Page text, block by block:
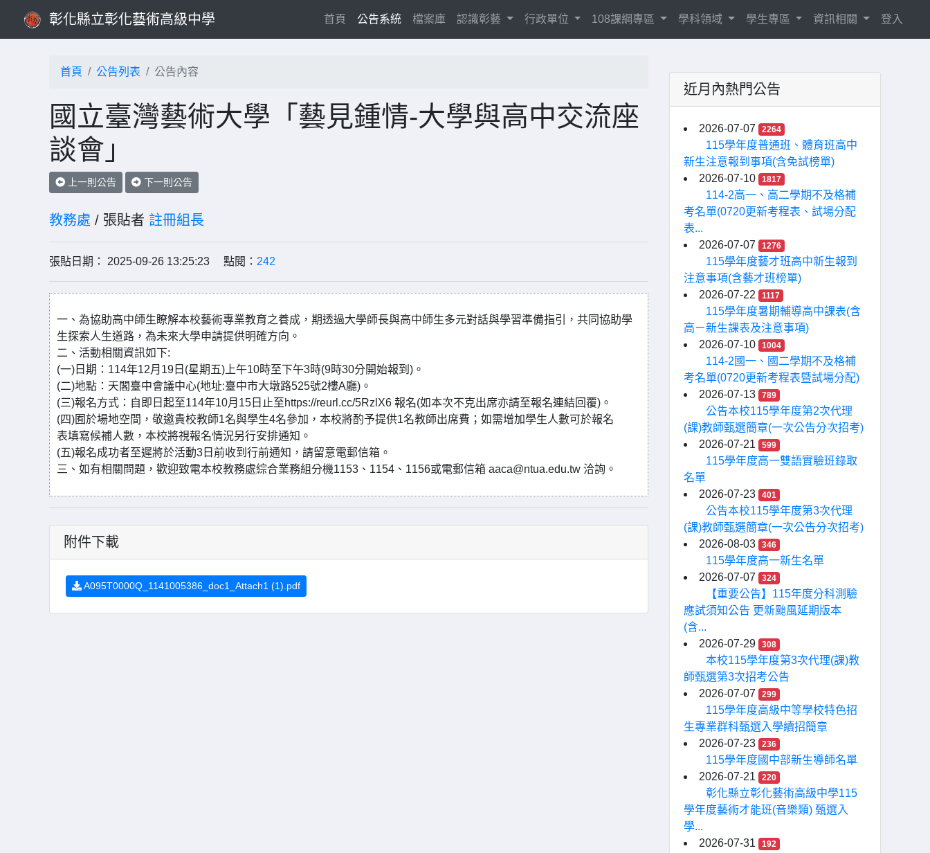
彰化縣立彰化藝術高級中學 首頁(current)
公告系統 檔案庫 認識彰藝 行政單位 108課綱專區 學科領域 學生專區 資訊相關 登入
首頁 公告列表 公告內容
國立臺灣藝術大學「藝見鍾情-大學與高中交流座
談會」
上一則公告 下一則公告
教務處 / 張貼者 註冊組長
張貼日期： 2025-09-26 13:25:23 點閱： 242
一、為協助高中師生瞭解本校藝術專業教育之養成，期透過大學師長與高中師生多元對話與學習準備指引，共同協助學
生探索人生道路，為未來大學申請提供明確方向。
二、活動相關資訊如下:
(一)日期：114年12月19日(星期五)上午10時至下午3時(9時30分開始報到)。
(二)地點：天閣臺中會議中心(地址:臺中市大墩路525號2樓A廳)。
(三)報名方式：自即日起至114年10月15日止至https://reurl.cc/5RzlX6 報名(如本次不克出席亦請至報名連結回覆)。
(四)囿於場地空間，敬邀貴校教師1名與學生4名參加，本校將酌予提供1名教師出席費；如需增加學生人數可於報名
表填寫候補人數，本校將視報名情況另行安排通知。
(五)報名成功者至遲將於活動3日前收到行前通知，請留意電郵信箱。
三、如有相關問題，歡迎致電本校教務處綜合業務組分機1153、1154、1156或電郵信箱 aaca@ntua.edu.tw 洽詢。
附件下載
A095T0000Q_1141005386_doc1_Attach1 (1).pdf
近月內熱門公告
2026-07-07 2264
115學年度普通班、體育班高中
新生注意報到事項(含免試榜單)
2026-07-10
1817
114-2高一、高二學期不及格補
考名單(0720更新考程表、試場分配
表...
2026-07-07
1276
115學年度藝才班高中新生報到
注意事項(含藝才班榜單)
2026-07-22
1117
115學年度暑期輔導高中課表(含
高ㄧ新生課表及注意事項)
2026-07-10
1004
114-2國一、國二學期不及格補
考名單(0720更新考程表暨試場分配)
2026-07-13
789
公告本校115學年度第2次代理
(課)教師甄選簡章(一次公告分次招考)
2026-07-21
599
115學年度高一雙語實驗班錄取
名單
2026-07-23
401
公告本校115學年度第3次代理
(課)教師甄選簡章(一次公告分次招考)
2026-08-03
346
115學年度高一新生名單
2026-07-07
324
【重要公告】115年度分科測驗
應試須知公告 更新颱風延期版本
(含...
2026-07-29
308
本校115學年度第3次代理(課)教
師甄選第3次招考公告
2026-07-07
299
115學年度高級中等學校特色招
生專業群科甄選入學續招簡章
2026-07-23
236
115學年度國中部新生導師名單
2026-07-21
220
彰化縣立彰化藝術高級中學115
學年度藝術才能班(音樂類) 甄選入
學...
2026-07-31
192